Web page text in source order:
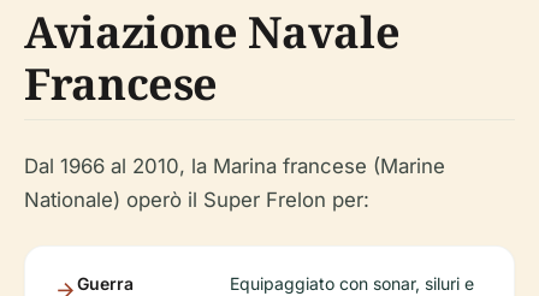
Aviazione Navale
Francese
Dal 1966 al 2010, la Marina francese (Marine
Nationale) operò il Super Frelon per:
Guerra
Equipaggiato con sonar, siluri e